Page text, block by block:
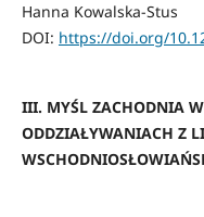
Hanna Kowalska-Stus
DOI: https://doi.org/
III. MYŚL ZACHODNIA
ODDZIAŁYWANIACH Z